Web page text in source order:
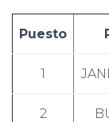
Puesto
1
2